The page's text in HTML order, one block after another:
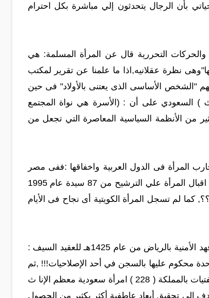
بأن الرجال يتحدثون إلي مباشرة بكل احترام
التحررية قال عن المرأة المسلمة: هي
نظرة عقلانيه,اذا ما علمنا عن تقرير لمكتب
15عاماًأنهم عرفوا عن أنفسهم بأنهم "الشخص الأساسى الذى يعتنى بالأولاد" فى حين
) السعودي على أن : (الأسرة هي نواة المجتمع
من الأنظمة السياسية المعاصرة التي تجعل من
المرأة فى الدول العربية واخفاقها :ففى مصر
مثلاً لم تقبل الاحزاب علي ترشيح السيدات في قوائمها في الانتخابات البرلمانية مع تزايد اقبال المرأة علي الترشيح من 87 سيدة عام 1995
؟؟؟, كما لم تسجل المرأة الكويتية أى نجاح فى الأيام
فى ورقة عمل مقدمة لندوة المجتمع والأمن المنعقدة بكلية الملك فهد الأمنية بالرياض من عام 1425هـ للعقيد السيف :
سُجل وجود امرأة سعودية واحدة محكوم عليها بالسجن في أحد الإصلاحيات!!! ,ثم
بلغ عدد الإناث المسجونات وقت إجراء هذا البحث في سجون النساء ومؤسسات رعاية الفتيات بالمملكة ( 228 ) امرأة سعودية معظم الإنا ث
إلى تحقيق أبعاد عاطفية أكثر بكثير من الحصول